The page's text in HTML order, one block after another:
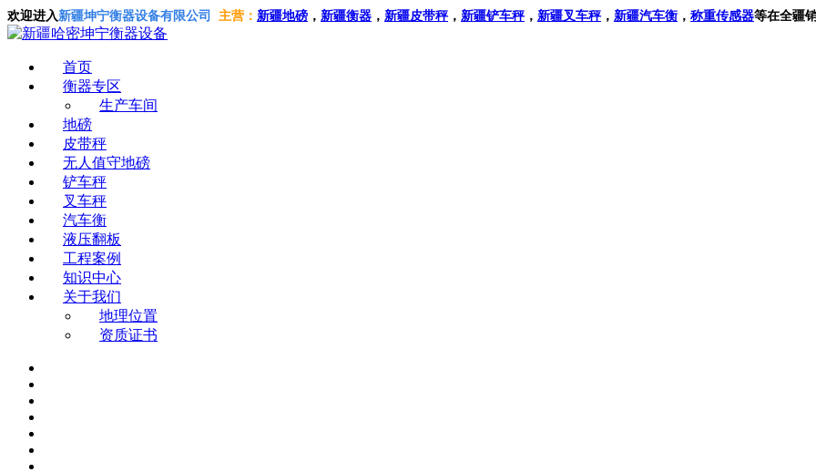
欢迎进入新疆坤宁衡器设备有限公司 主营： 新疆地磅 ， 新疆衡器 ， 新疆皮带秤， 新疆铲车秤， 新疆叉车秤， 新疆汽车衡 ， 称重传感器等在全疆
首页
衡器专区
生产车间
地磅
皮带秤
无人值守地磅
铲车秤
叉车秤
汽车衡
液压翻板
工程案例
知识中心
关于我们
地理位置
资质证书